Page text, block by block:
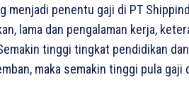
menjadi penentu gaji di PT
lama dan pengalaman kerja,
tinggi tingkat pendidikan
maka semakin tinggi pula